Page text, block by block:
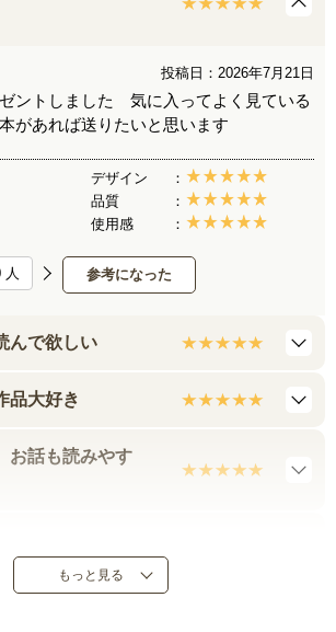
投稿日：2026年7月21日
ントしました 気に入ってよく見ている
があれば送りたいと思います
デザイン
品質
使用感
参考になった
人
んで欲しい
品大好き
お話も読みやす
んでほしい
もっと見る